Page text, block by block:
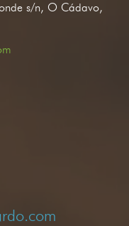
s/n, O Cádavo,